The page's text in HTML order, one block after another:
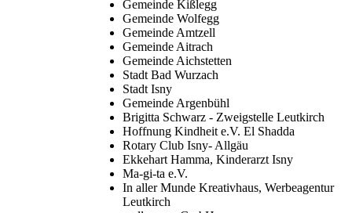
Gemeinde Kißlegg
Gemeinde Wolfegg
Gemeinde Amtzell
Gemeinde Aitrach
Gemeinde Aichstetten
Stadt Bad Wurzach
Stadt Isny
Gemeinde Argenbühl
Brigitta Schwarz - Zweigstelle Leutkirch
Hoffnung Kindheit e.V. El Shadda
Rotary Club Isny- Allgäu
Ekkehart Hamma, Kinderarzt Isny
Ma-gi-ta e.V.
In aller Munde Kreativhaus, Werbeagentur
Leutkirch